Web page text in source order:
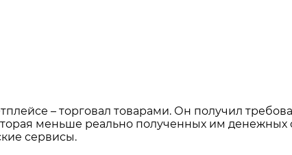
– торговал товарами. Он получил
меньше реально полученных им денежных
сервисы.